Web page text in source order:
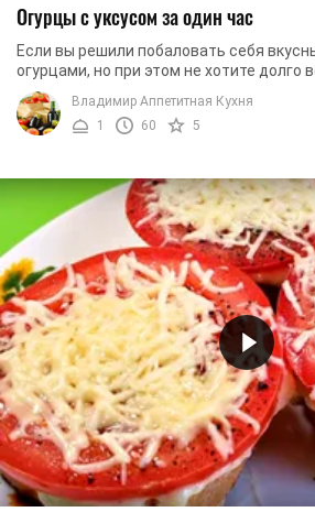
Огурцы с уксусом за один час
Если вы решили побаловать себя
огурцами, но при этом не хотите долго
и тем более не хотите ждать несколько ...
Владимир Аппетитная Кухня
1
60 5